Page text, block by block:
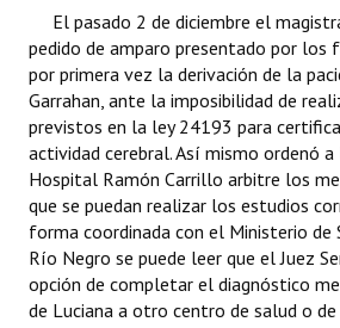
Entrega de distinciones
REFORMA DE LA CARTA ORGÁNICA
El pasado 2 de diciembre el
pedido de amparo presentado por los
por primera vez la derivación de la
Garrahan, ante la imposibilidad de
previstos en la ley 24193 para
actividad cerebral. Así mismo ordenó
Hospital Ramón Carrillo arbitre los
que se puedan realizar los estudios
forma coordinada con el Ministerio de
Río Negro se puede leer que el Juez
opción de completar el diagnóstico
de Luciana a otro centro de salud o